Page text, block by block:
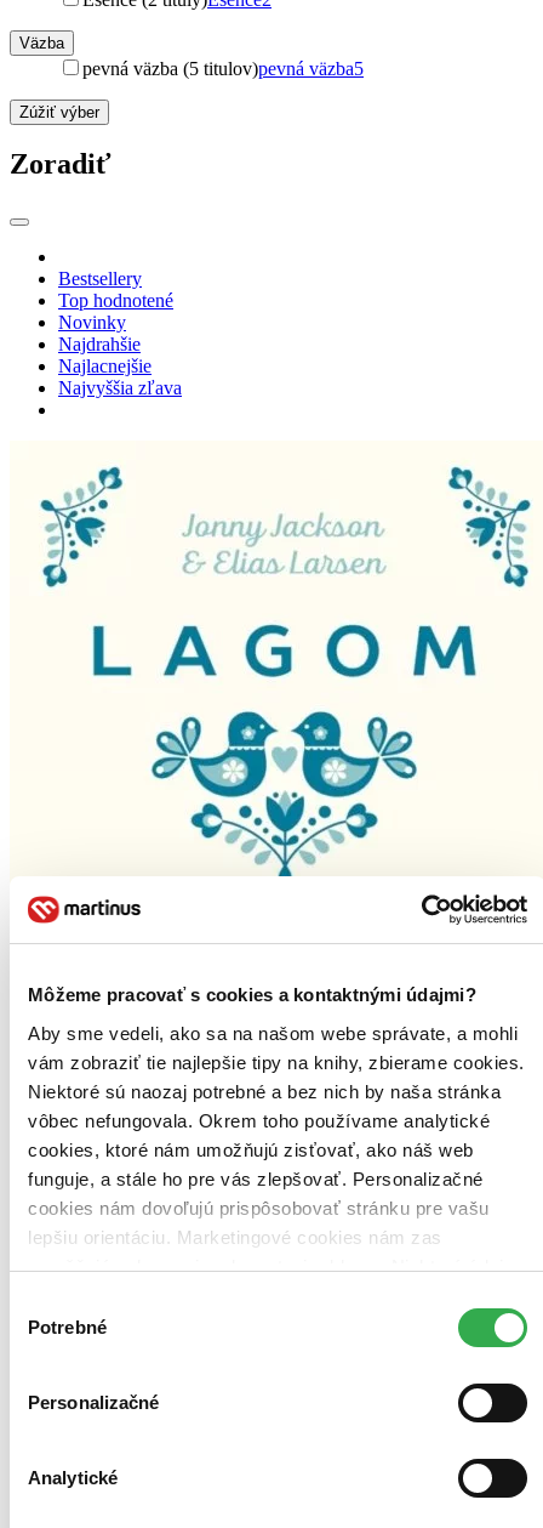
Môžeme pracovať s cookies a kontaktnými údajmi?
Aby sme vedeli, ako sa na našom webe správate, a mohli
vám zobraziť tie najlepšie tipy na knihy, zbierame cookies.
Niektoré sú naozaj potrebné a bez nich by naša stránka
vôbec nefungovala. Okrem toho používame analytické
cookies, ktoré nám umožňujú zisťovať, ako náš web
funguje, a stále ho pre vás zlepšovať. Personalizačné
cookies nám dovoľujú prispôsobovať stránku pre vašu
lepšiu orientáciu. Marketingové cookies nám zas
umožňujú zobrazenie relevantnej reklamy. Niektoré údaje
keby sme mohli používať všetky tieto cookies. Ďakujeme!
súhlasu
Potrebné
Personalizačné
Analytické
Väzba
pevná väzba (5 titulov)pevná väzba5
Zúžiť výber
Zoradiť
Bestsellery
Top hodnotené
Novinky
Najdrahšie
Najlacnejšie
Najvyššia zľava
Lagom: Švédske umenie rovnováhy
Elias Larsen
Jonny Jackson
Lagom (vyslovuje sa lah-gom) znamená po švédsky ani veľa, ani
málo, tak akurát. Je to smerovanie k dosiahnutiu zdravej rovnováhy
plnej šťastia vo všetkých aspektoch života, napríklad striedmo jesť a
10,70 €
Túto knihu máme síce aktuálne na sklade, máme však už iba
posledné kusy. Ak ju chcete mať rýchlo, ponáhľajte sa!
Dodanie ďalších môže trvať dlhšie, zvyčajne do 19 dní.
Vložiť do košíka